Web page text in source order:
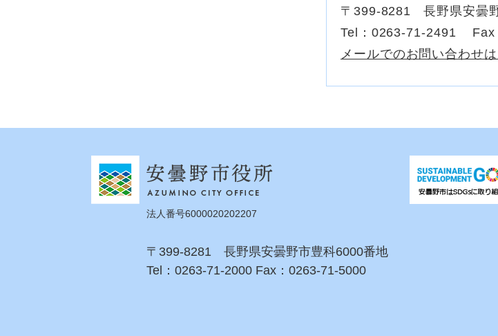
〒399-8281
長野県安曇
Tel：0263-71-2491
メールでのお問い合わせ
法人番号6000020202207
〒399-8281 長野県安曇野市豊科6000番地
Tel：0263-71-2000 Fax：0263-71-5000